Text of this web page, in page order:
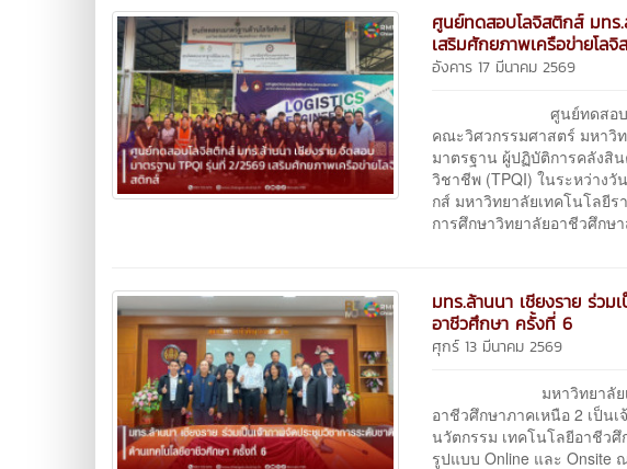
ศูนย์ทดสอบโลจิสติกส์ มทร
เสริมศักยภาพเครือข่ายโล
อังคาร 17 มีนาคม 2569
ศูนย์ทดสอบมาตรฐาน
คณะวิศวกรรมศาสตร์ มหาวิ
มาตรฐาน ผู้ปฏิบัติการคลังสิ
วิชาชีพ (TPQI) ในระหว่าง
กส์ มหาวิทยาลัยเทคโนโลยี
การศึกษาวิทยาลัยอาชีวศึกษ
มทร.ล้านนา เชียงราย ร่วม
อาชีวศึกษา ครั้งที่ 6
ศุกร์ 13 มีนาคม 2569
มหาวิทยาลัยเทคโนโ
อาชีวศึกษาภาคเหนือ 2 เป็น
นวัตกรรม เทคโนโลยีอาชีว
รูปแบบ Online และ Onsite